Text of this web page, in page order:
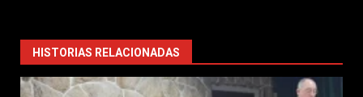
HISTORIAS RELACIONADAS